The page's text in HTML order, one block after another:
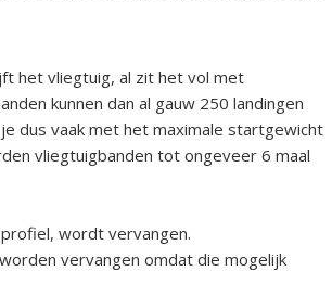
het vliegtuig, al zit het vol met
kunnen dan al gauw 250 landingen
dus vaak met het maximale startgewicht
vliegtuigbanden tot ongeveer 6 maal
wordt vervangen.
vervangen omdat die mogelijk